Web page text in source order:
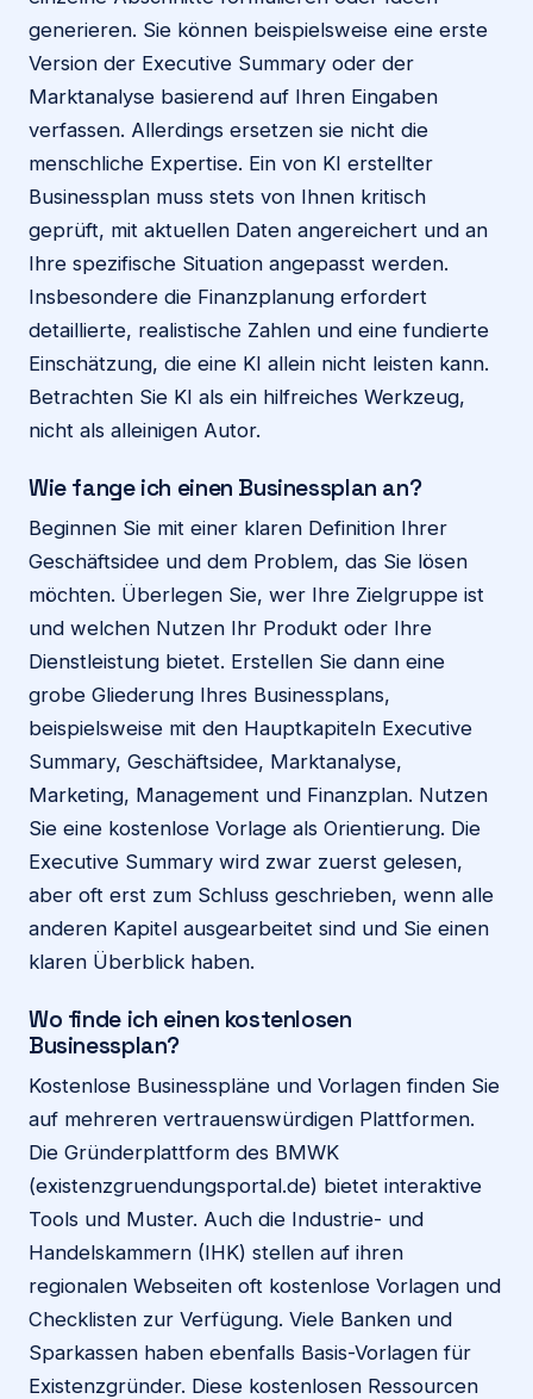
generieren. Sie können beispielsweise eine erste
Version der Executive Summary oder der
Marktanalyse basierend auf Ihren Eingaben
verfassen. Allerdings ersetzen sie nicht die
menschliche Expertise. Ein von KI erstellter
Businessplan muss stets von Ihnen kritisch
geprüft, mit aktuellen Daten angereichert und an
Ihre spezifische Situation angepasst werden.
Insbesondere die Finanzplanung erfordert
detaillierte, realistische Zahlen und eine fundierte
Einschätzung, die eine KI allein nicht leisten kann.
Betrachten Sie KI als ein hilfreiches Werkzeug,
nicht als alleinigen Autor.
Wie fange ich einen Businessplan an?
Beginnen Sie mit einer klaren Definition Ihrer
Geschäftsidee und dem Problem, das Sie lösen
möchten. Überlegen Sie, wer Ihre Zielgruppe ist
und welchen Nutzen Ihr Produkt oder Ihre
Dienstleistung bietet. Erstellen Sie dann eine
grobe Gliederung Ihres Businessplans,
beispielsweise mit den Hauptkapiteln Executive
Summary, Geschäftsidee, Marktanalyse,
Marketing, Management und Finanzplan. Nutzen
Sie eine kostenlose Vorlage als Orientierung. Die
Executive Summary wird zwar zuerst gelesen,
aber oft erst zum Schluss geschrieben, wenn alle
anderen Kapitel ausgearbeitet sind und Sie einen
klaren Überblick haben.
Wo finde ich einen kostenlosen
Businessplan?
Kostenlose Businesspläne und Vorlagen finden Sie
auf mehreren vertrauenswürdigen Plattformen.
Die Gründerplattform des BMWK
(existenzgruendungsportal.de) bietet interaktive
Tools und Muster. Auch die Industrie- und
Handelskammern (IHK) stellen auf ihren
regionalen Webseiten oft kostenlose Vorlagen und
Checklisten zur Verfügung. Viele Banken und
Sparkassen haben ebenfalls Basis-Vorlagen für
Existenzgründer. Diese kostenlosen Ressourcen